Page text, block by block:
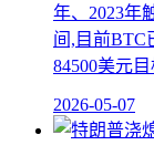
年、2023年
间,目前BTC
84500美元
2026-05-07